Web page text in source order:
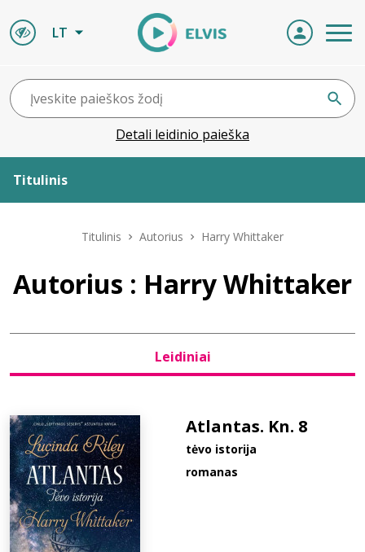
LT
Detali leidinio paieška
Titulinis
Leidiniai
D.U.K.
Titulinis Autorius Harry Whittaker
Autorius : Harry Whittaker
Leidiniai
Atlantas. Kn. 8
tėvo istorija
romanas